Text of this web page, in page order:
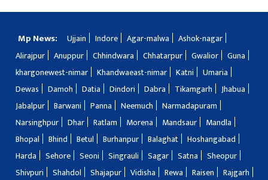
Mp News: Ujjain Indore Agar-malwa
Ashok-nagar
Alirajpur
Anuppur Chhindwara Chhatarpur Gwalior
Guna
khargonewest-nimar
Khandwaeast-nimar Katni
Umaria
Dewas
Damoh Datia Dindori Dabra Tikamgarh
Jhabua
Jabalpur
Barwani Panna Neemuch
Narmadapuram
Narsinghpur
Dhar Ratlam Morena Mandsaur
Mandla
Bhopal
Bhind Betul Burhanpur Balaghat
Hoshangabad
Harda
Sehore Seoni Singrauli Sagar Satna
Sheopur
Shivpuri
Shahdol Shajapur Vidisha Rewa Raisen
Rajgarh